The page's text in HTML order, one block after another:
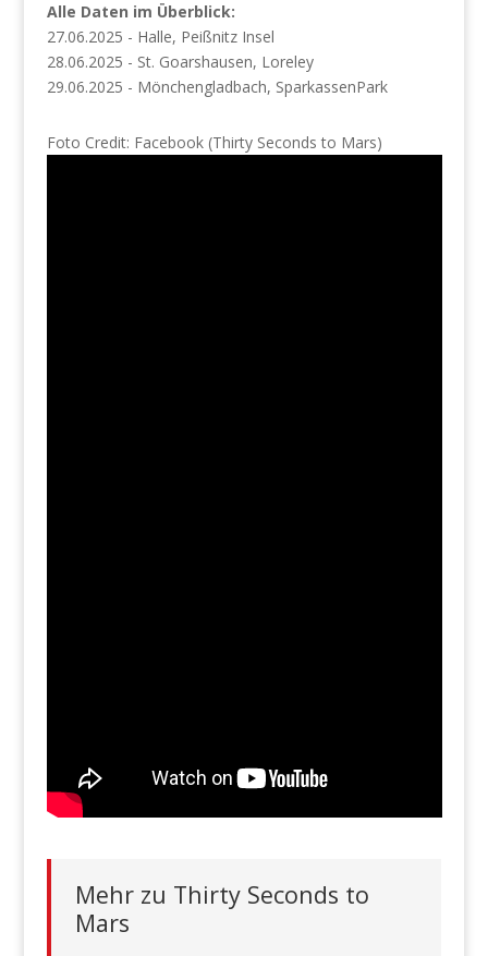
Alle Daten im Überblick:
27.06.2025 - Halle, Peißnitz Insel
28.06.2025 - St. Goarshausen, Loreley
29.06.2025 - Mönchengladbach, SparkassenPark
Foto Credit: Facebook (Thirty Seconds to Mars)
Mehr zu Thirty Seconds to
Mars